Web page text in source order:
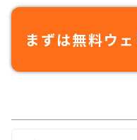
まずは無料ウ